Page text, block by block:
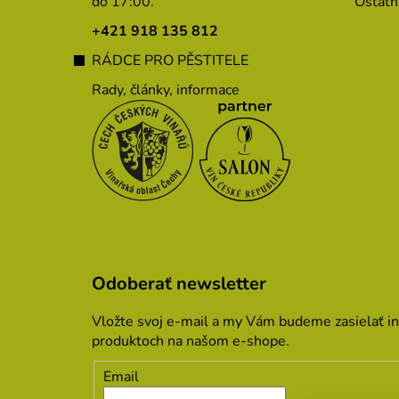
+421 918 135 812
RÁDCE PRO PĚSTITELE
Rady, články, informace
Odoberať newsletter
Vložte svoj e-mail a my Vám budeme zasielať
produktoch na našom e-shope.
Email